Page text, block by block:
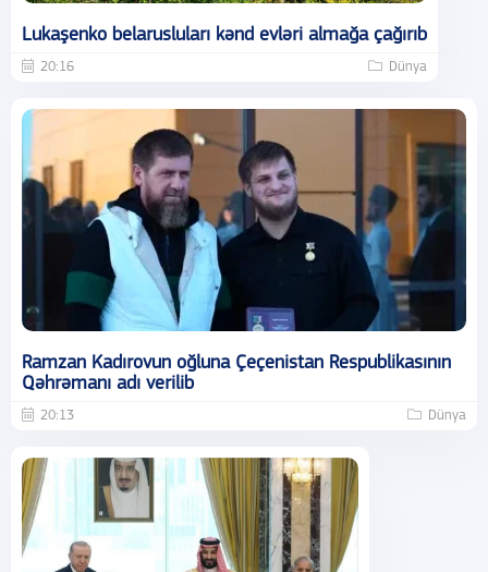
Lukaşenko belarusluları kənd evləri almağa çağırıb
20:16 Dünya
Ramzan Kadırovun oğluna Çeçenistan Respublikasının
Qəhrəmanı adı verilib
20:13 Dünya